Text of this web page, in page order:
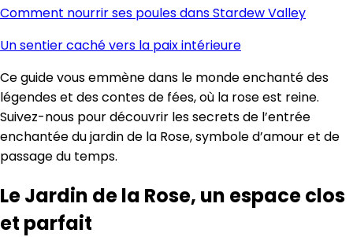
Comment nourrir ses poules dans Stardew Valley
Un sentier caché vers la paix intérieure
Ce guide vous emmène dans le monde enchanté des
légendes et des contes de fées, où la rose est reine.
Suivez-nous pour découvrir les secrets de l’entrée
enchantée du jardin de la Rose, symbole d’amour et de
passage du temps.
Le Jardin de la Rose, un espace clos
et parfait